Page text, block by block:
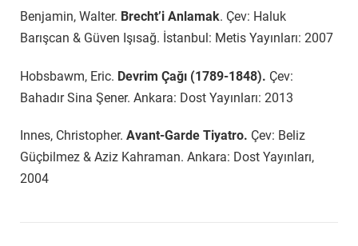
Benjamin, Walter. Brecht’i Anlamak. Çev: Haluk
Barışcan & Güven Işısağ. İstanbul: Metis Yayınları: 2007
Hobsbawm, Eric. Devrim Çağı (1789-1848). Çev:
Bahadır Sina Şener. Ankara: Dost Yayınları: 2013
Innes, Christopher. Avant-Garde Tiyatro. Çev: Beliz
Güçbilmez & Aziz Kahraman. Ankara: Dost Yayınları,
2004